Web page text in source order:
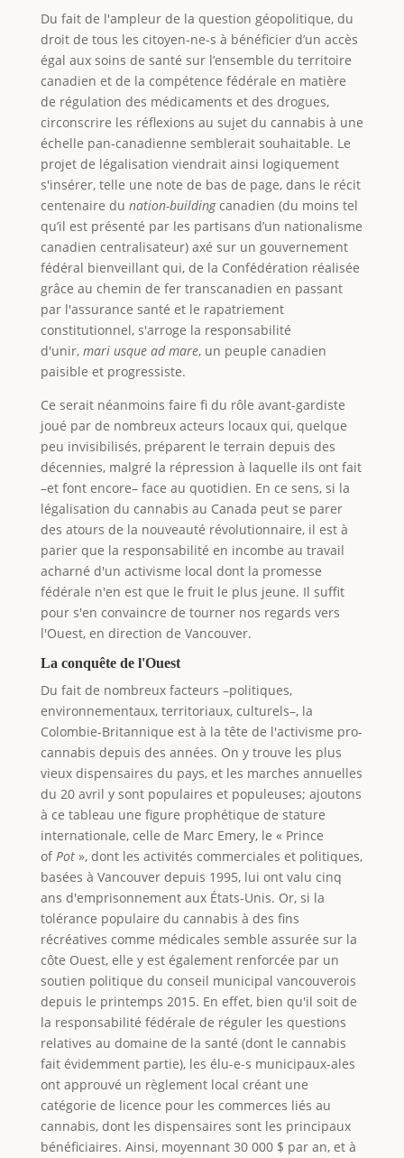
Du fait de l'ampleur de la question géopolitique, du
droit de tous les citoyen-ne-s à bénéficier d’un accès
égal aux soins de santé sur l’ensemble du territoire
canadien et de la compétence fédérale en matière
de régulation des médicaments et des drogues,
circonscrire les réflexions au sujet du cannabis à une
échelle pan-canadienne semblerait souhaitable. Le
projet de légalisation viendrait ainsi logiquement
s'insérer, telle une note de bas de page, dans le récit
centenaire du nation-buildingcanadien (du moins tel
qu’il est présenté par les partisans d’un nationalisme
canadien centralisateur) axé sur un gouvernement
fédéral bienveillant qui, de la Confédération réalisée
grâce au chemin de fer transcanadien en passant
par l'assurance santé et le rapatriement
constitutionnel, s'arroge la responsabilité
d'unir, mari usque ad mare, un peuple canadien
paisible et progressiste.
Ce serait néanmoins faire fi du rôle avant-gardiste
joué par de nombreux acteurs locaux qui, quelque
peu invisibilisés, préparent le terrain depuis des
décennies, malgré la répression à laquelle ils ont fait
–et font encore– face au quotidien. En ce sens, si la
légalisation du cannabis au Canada peut se parer
des atours de la nouveauté révolutionnaire, il est à
parier que la responsabilité en incombe au travail
acharné d'un activisme local dont la promesse
fédérale n'en est que le fruit le plus jeune. Il suffit
pour s'en convaincre de tourner nos regards vers
l'Ouest, en direction de Vancouver.
La conquête de l'Ouest
Du fait de nombreux facteurs –politiques,
environnementaux, territoriaux, culturels–, la
Colombie-Britannique est à la tête de l'activisme pro-
cannabis depuis des années. On y trouve les plus
vieux dispensaires du pays, et les marches annuelles
du 20 avril y sont populaires et populeuses; ajoutons
à ce tableau une figure prophétique de stature
internationale, celle de Marc Emery, le « Prince
ofPot», dont les activités commerciales et politiques,
basées à Vancouver depuis 1995, lui ont valu cinq
ans d'emprisonnement aux États-Unis. Or, si la
tolérance populaire du cannabis à des fins
récréatives comme médicales semble assurée sur la
côte Ouest, elle y est également renforcée par un
soutien politique du conseil municipal vancouverois
depuis le printemps 2015. En effet, bien qu'il soit de
la responsabilité fédérale de réguler les questions
relatives au domaine de la santé (dont le cannabis
fait évidemment partie), les élu-e-s municipaux-ales
ont approuvé un règlement local créant une
catégorie de licence pour les commerces liés au
cannabis, dont les dispensaires sont les principaux
bénéficiaires. Ainsi, moyennant 30 000 $ par an, et à